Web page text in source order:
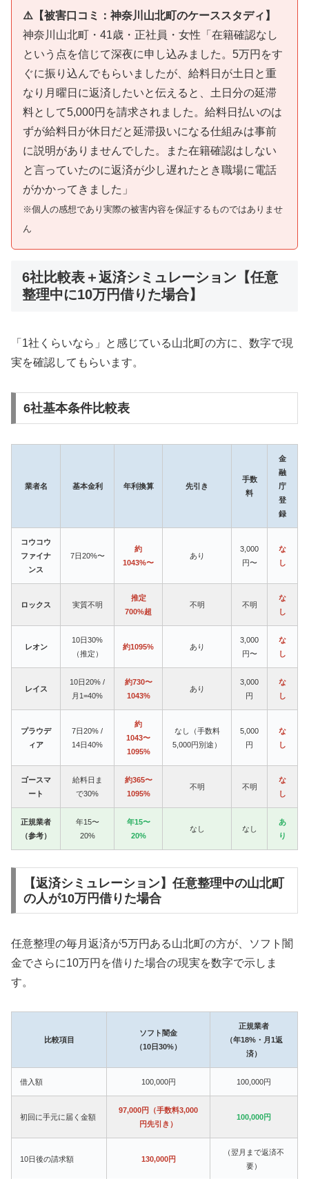
⚠️【被害口コミ：神奈川山北町のケーススタディ】
神奈川山北町・41歳・正社員・女性「在籍確認なし
という点を信じて深夜に申し込みました。5万円をす
ぐに振り込んでもらいましたが、給料日が土日と重
なり月曜日に返済したいと伝えると、土日分の延滞
料として5,000円を請求されました。給料日払いのは
ずが給料日が休日だと延滞扱いになる仕組みは事前
に説明がありませんでした。また在籍確認はしない
と言っていたのに返済が少し遅れたとき職場に電話
がかかってきました」
※個人の感想であり実際の被害内容を保証するものではありませ
ん
6社比較表＋返済シミュレーション【任意
整理中に10万円借りた場合】
「1社くらいなら」と感じている山北町の方に、数字で現
実を確認してもらいます。
6社基本条件比較表
業者名 基本金利 年利換算 先引き
手数
料
金
融
庁
登
録
コウコウ
ファイナ
ンス
7日20%〜
約
1043%〜
あり
3,000
円〜
な
し
ロックス 実質不明
推定
700%超
不明 不明
な
し
レオン
10日30%
（推定）
約1095% あり
3,000
円〜
な
し
レイス
10日20% /
月1=40%
約730〜
1043%
あり
3,000
円
な
し
プラウデ
ィア
7日20% /
14日40%
約
1043〜
1095%
なし（手数料
5,000円別途）
5,000
円
な
し
ゴースマ
ート
給料日ま
で30%
約365〜
1095%
不明 不明
な
し
正規業者
（参考）
年15〜
20%
年15〜
20%
なし なし
あ
り
【返済シミュレーション】任意整理中の山北町
の人が10万円借りた場合
任意整理の毎月返済が5万円ある山北町の方が、ソフト闇
金でさらに10万円を借りた場合の現実を数字で示しま
す。
比較項目
ソフト闇金
（10日30%）
正規業者
（年18%・月1返
済）
借入額 100,000円 100,000円
初回に手元に届く金額
97,000円（手数料3,000
円先引き）
100,000円
10日後の請求額 130,000円
（翌月まで返済不
要）